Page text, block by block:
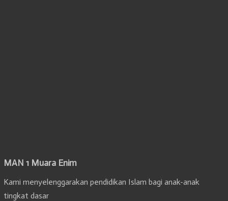
MAN 1 Muara Enim
Kami menyelenggarakan pendidikan Islam bagi anak-anak
tingkat dasar